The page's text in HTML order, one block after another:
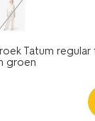
Tatum regular
groen